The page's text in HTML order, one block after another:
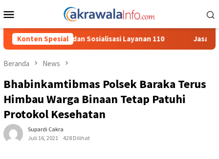
ke
Mobile
Konten Spesial
Layanan 110 Jasa Raharja Serahkan Santunan
Beranda News
Bhabinkamtibmas Polsek Baraka Terus
Himbau Warga Binaan Tetap Patuhi
Protokol Kesehatan
Supardi Cakra
Juli 16, 2021
428 Dilihat